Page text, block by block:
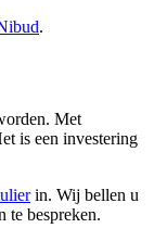
.
Met
is een investering
in. Wij bellen u
te bespreken.